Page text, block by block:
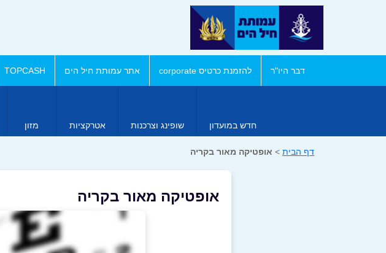
דבר היו"ר להזמנת כרטיס corporate אתר עמותת חיל הים TOPCASH
חדש במועדון שופינג וצרכנות אטרקציות מזון
דף הבית > אופטיקה מאור בקריה
אופטיקה מאור בקריה